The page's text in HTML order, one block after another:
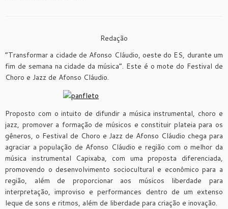
Redação
“Transformar a cidade de Afonso Cláudio, oeste do ES, durante um
fim de semana na cidade da música”. Este é o mote do Festival de
Choro e Jazz de Afonso Cláudio.
Proposto com o intuito de difundir a música instrumental, choro e
jazz, promover a formação de músicos e constituir plateia para os
gêneros, o Festival de Choro e Jazz de Afonso Cláudio chega para
agraciar a população de Afonso Cláudio e região com o melhor da
música instrumental Capixaba, com uma proposta diferenciada,
promovendo o desenvolvimento sociocultural e econômico para a
região, além de proporcionar aos músicos liberdade para
interpretação, improviso e performances dentro de um extenso
leque de sons e ritmos, além de liberdade para criação e inovação.